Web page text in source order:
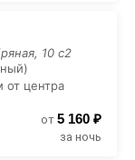
10 с2
от центра
от 5 160 ₽
за ночь